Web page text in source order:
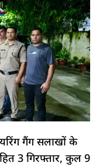
गैंग सलाखों के
3 गिरफ्तार, कुल 9